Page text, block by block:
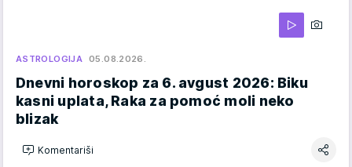
ASTROLOGIJA 05.08.2026.
Dnevni horoskop za 6. avgust 2026: Biku
kasni uplata, Raka za pomoć moli neko
blizak
Komentariši